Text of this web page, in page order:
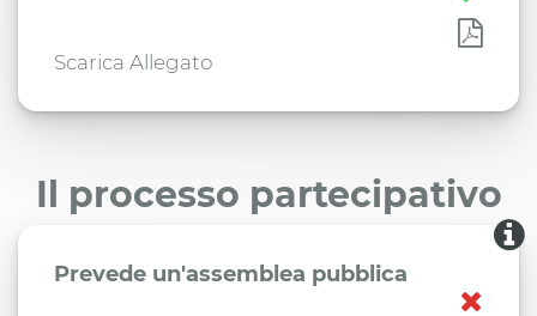
Scarica Allegato
Il processo partecipativo
Prevede un'assemblea pubblica